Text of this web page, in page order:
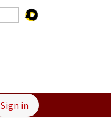
Sign in